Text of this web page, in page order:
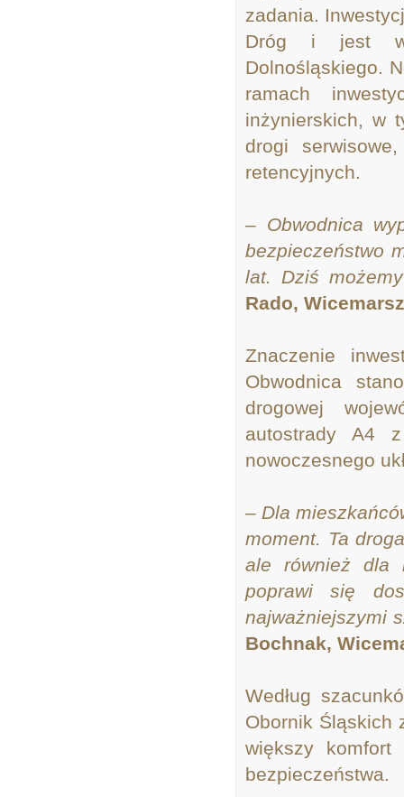
zadania.
Dróg i jest
Dolnośląskiego.
ramach
inżynierskich, w
drogi
retencyjnych.
– Obwodnica
bezpieczeństwo
lat. Dziś
Rado,
Znaczenie
Obwodnica
drogowej
autostrady A4
nowoczesnego
– Dla
moment. Ta
ale również dla
poprawi się
najważniejszymi
Bochnak,
Według
Obornik Śląskich
większy komfort
bezpieczeństwa.